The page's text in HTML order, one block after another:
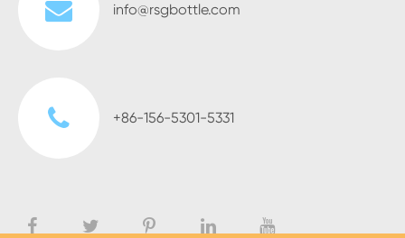
info@rsgbottle.com
+86-156-5301-5331